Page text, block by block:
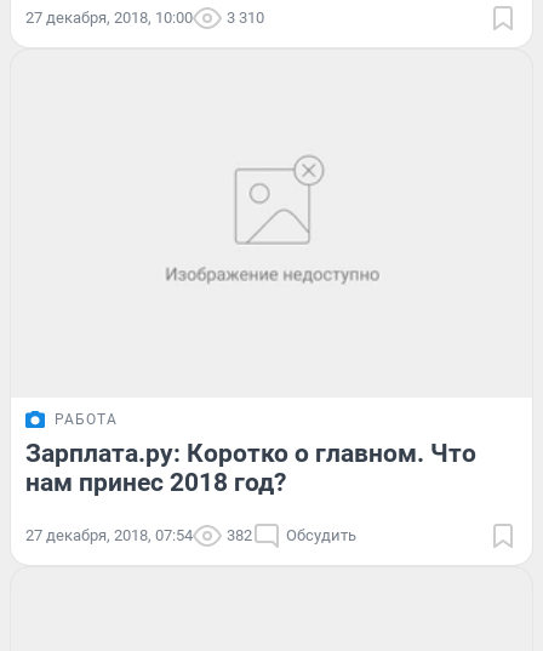
27 декабря, 2018, 10:00 3 310
РАБОТА
Зарплата.ру: Коротко о главном. Что
нам принес 2018 год?
27 декабря, 2018, 07:54 382 Обсудить